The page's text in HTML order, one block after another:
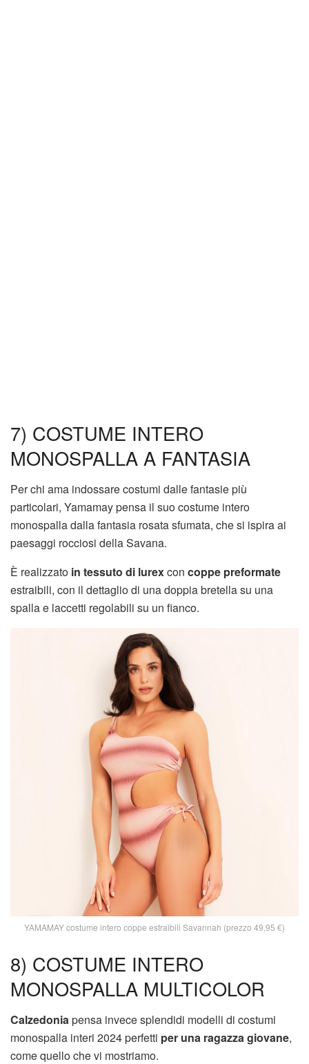
7) COSTUME INTERO
MONOSPALLA A FANTASIA
Per chi ama indossare costumi dalle fantasie più
particolari, Yamamay pensa il suo costume intero
monospalla dalla fantasia rosata sfumata, che si ispira ai
paesaggi rocciosi della Savana.
È realizzato in tessuto di lurexcon coppe preformate
estraibili, con il dettaglio di una doppia bretella su una
spalla e laccetti regolabili su un fianco.
YAMAMAY costume intero coppe estraibili Savannah (prezzo 49,95 €)
8) COSTUME INTERO
MONOSPALLA MULTICOLOR
Calzedoniapensa invece splendidi modelli di costumi
monospalla interi 2024 perfetti per una ragazza giovane,
come quello che vi mostriamo.